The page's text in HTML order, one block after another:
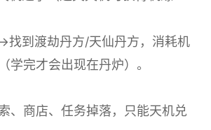
到渡劫丹方/天仙丹方，消耗机
学完才会出现在丹炉）。
、商店、任务掉落，只能天机兑